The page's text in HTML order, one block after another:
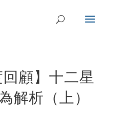
回顧】十二星
解析（上）